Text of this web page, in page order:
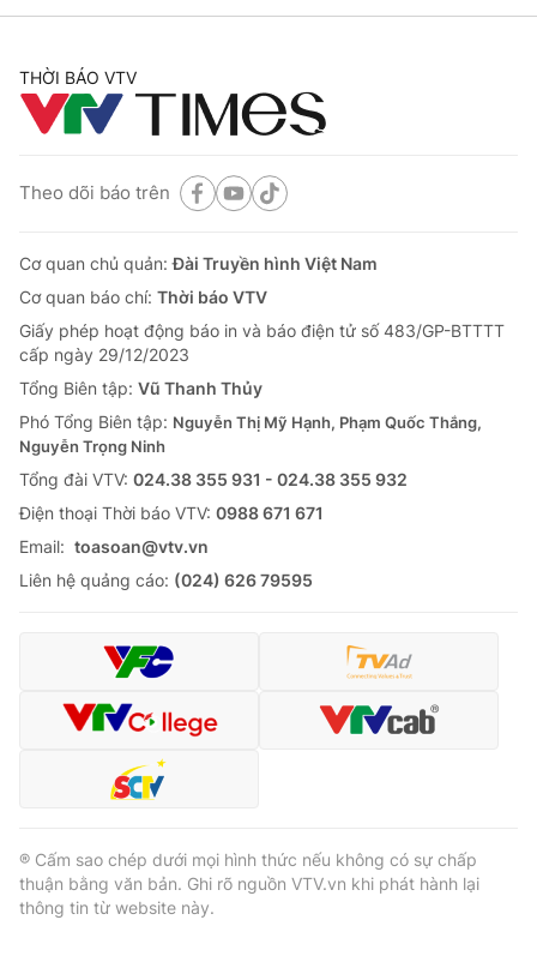
THỜI BÁO VTV
Theo dõi báo trên
Cơ quan chủ quản:Đài Truyền hình Việt Nam
Cơ quan báo chí: Thời báo VTV
Giấy phép hoạt động báo in và báo điện tử số 483/GP-BTTTT
cấp ngày 29/12/2023
Tổng Biên tập: Vũ Thanh Thủy
Phó Tổng Biên tập: Nguyễn Thị Mỹ Hạnh, Phạm Quốc Thắng,
Nguyễn Trọng Ninh
Tổng đài VTV: 024.38 355 931 - 024.38 355 932
Ðiện thoại Thời báo VTV: 0988 671 671
Email: toasoan@vtv.vn
Liên hệ quảng cáo: (024) 626 79595
® Cấm sao chép dưới mọi hình thức nếu không có sự chấp
thuận bằng văn bản. Ghi rõ nguồn VTV.vn khi phát hành lại
thông tin từ website này.